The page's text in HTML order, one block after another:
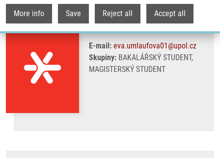
More info Save Reject all Accept all
E-mail: eva.umlaufova01@upol.cz
Skupiny:BAKALÁŘSKÝ STUDENT,
MAGISTERSKÝ STUDENT